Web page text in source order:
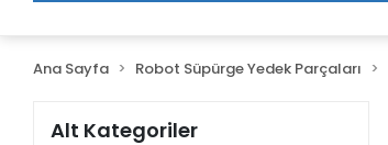
Ana Sayfa Robot Süpürge Yedek Parçaları
Alt Kategoriler